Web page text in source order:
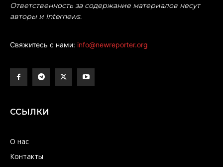
Ответственность за содержание материалов несут
авторы и Internews.
Свяжитесь с нами: info@newreporter.org
ССЫЛКИ
О нас
Контакты